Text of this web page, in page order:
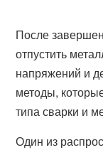
После
отпустить
напряжений и
методы,
типа сварки и
Один из